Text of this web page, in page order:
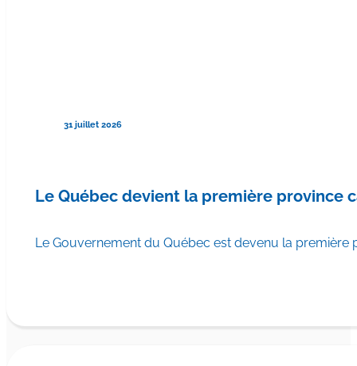
31 juillet 2026
Le Québec devient la première province
Le Gouvernement du Québec est devenu la première